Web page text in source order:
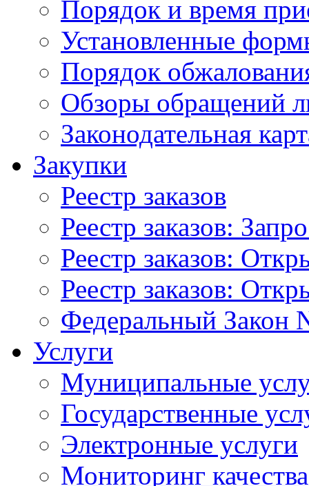
Порядок и время
Установленные
Порядок
Обзоры обращений
Законодательная
Закупки
Реестр заказов
Реестр заказов:
Реестр заказов:
Реестр заказов:
Федеральный Закон
Услуги
Муниципальные
Государственные
Электронные услуги
Мониторинг